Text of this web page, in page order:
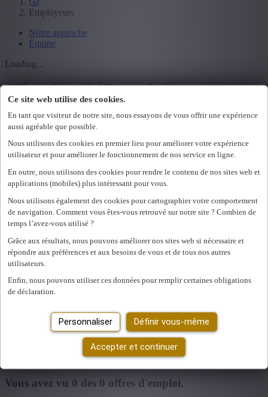
Ce site web utilise des cookies.
En tant que visiteur de notre site, nous essayons de vous offrir une expérience
aussi agréable que possible.
Nous utilisons des cookies en premier lieu pour améliorer votre expérience
utilisateur et pour améliorer le fonctionnement de nos service en ligne.
En outre, nous utilisons des cookies pour rendre le contenu de nos sites web et
applications (mobiles) plus intéressant pour vous.
Nous utilisons également des cookies pour cartographier votre comportement
de navigation. Comment vous êtes-vous retrouvé sur notre site ? Combien de
temps l’avez-vous utilisé ?
Grâce aux résultats, nous pouvons améliorer nos sites web si nécessaire et
répondre aux préférences et aux besoins de vous et de tous nos autres
utilisateurs.
Enfin, nous pouvons utiliser ces données pour remplir certaines obligations
de déclaration.
Personnaliser Définir vous-même
Accepter et continuer
Employeurs
Notre approche
Équipe
Loading...
Offres d'emploi Formule de permanence
à Bruxelles
Afficher les filtres
Affiner la recherche
Mot clé ou fonction/métier ou entreprise
Code postal ou commune
Type d'emploi
Rechercher
Mes filtres sélectionnés
Effacer tous les filtres
Nous avons trouvé0 offres d'emploi pour vous. offre
d'emploi pour vous.
Se reconnecter.
Une erreur s'est produite. Veuillez réessayer plus tard.Fermer
Vous avez vu 0 des 0 offres d'emploi.